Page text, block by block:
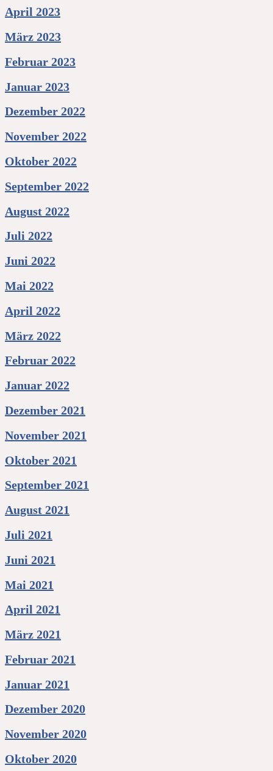
April 2023
März 2023
Februar 2023
Januar 2023
Dezember 2022
November 2022
Oktober 2022
September 2022
August 2022
Juli 2022
Juni 2022
Mai 2022
April 2022
März 2022
Februar 2022
Januar 2022
Dezember 2021
November 2021
Oktober 2021
September 2021
August 2021
Juli 2021
Juni 2021
Mai 2021
April 2021
März 2021
Februar 2021
Januar 2021
Dezember 2020
November 2020
Oktober 2020